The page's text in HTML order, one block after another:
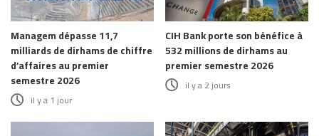
Managem dépasse 11,7
milliards de dirhams de chiffre
d’affaires au premier
semestre 2026
il y a 1 jour
CIH Bank porte son bénéfice à
532 millions de dirhams au
premier semestre 2026
il y a 2 jours